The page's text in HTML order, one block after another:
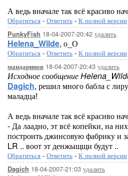
А ведь вначале так всё красиво
Обратиться - Ответить - К полной версии
PunkyFish 18-04-2007-20:42 удалить
Helena_Wilde, о_О
Обратиться - Ответить - К полной версии
мандаринов 18-04-2007-20:43 удалить
Исходное сообщение
Dagich, решил много бабла с
маладца!
А ведь вначале так всё красиво
- Да лаадно, эт всё копейки, на
построить джинсовую фабрику и
LR .. воот эт денжыщщи будут ..
Обратиться - Ответить - К полной версии
Dagich 18-04-2007-21:03 удалить